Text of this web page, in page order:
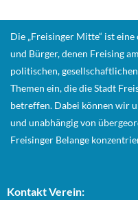
Die „Freisinger Mitte“ ist
und Bürger, denen Freising
politischen,
Themen ein, die die Stadt
betreffen. Dabei können wir
und unabhängig von
Freisinger Belange
Kontakt Verein: